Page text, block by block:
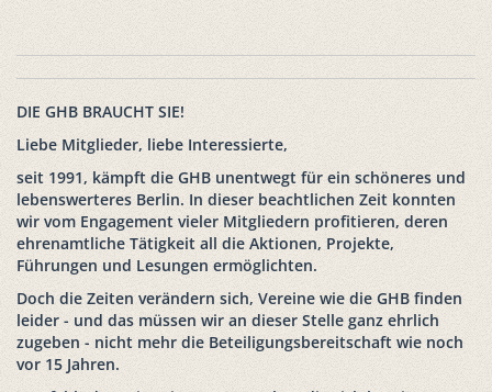
DIE GHB BRAUCHT SIE!
Liebe Mitglieder, liebe Interessierte,
seit 1991, kämpft die GHB unentwegt für ein schöneres und
lebenswerteres Berlin. In dieser beachtlichen Zeit konnten
wir vom Engagement vieler Mitgliedern profitieren, deren
ehrenamtliche Tätigkeit all die Aktionen, Projekte,
Führungen und Lesungen ermöglichten.
Doch die Zeiten verändern sich, Vereine wie die GHB finden
leider - und das müssen wir an dieser Stelle ganz ehrlich
zugeben - nicht mehr die Beteiligungsbereitschaft wie noch
vor 15 Jahren.